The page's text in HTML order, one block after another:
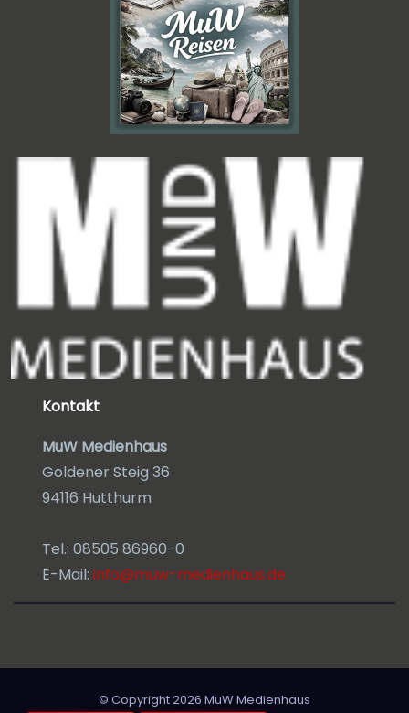
Kontakt
MuW Medienhaus
Goldener Steig 36
94116 Hutthurm
Tel.: 08505 86960-0
E-Mail: info@muw-medienhaus.de
© Copyright 2026 MuW Medienhaus